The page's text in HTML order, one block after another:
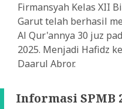
Firmansyah Kelas XII
Garut telah berhasil
Al Qur'annya 30 juz
2025. Menjadi Hafidz
Daarul Abror.
Informasi SPMB